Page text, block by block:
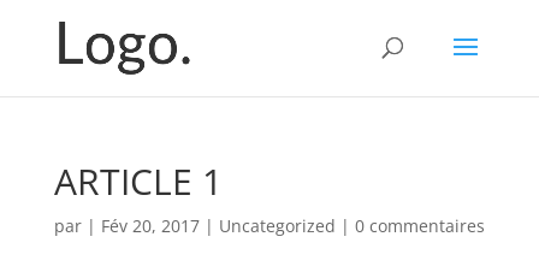
ARTICLE 1
par | Fév 20, 2017| Uncategorized | 0 commentaires